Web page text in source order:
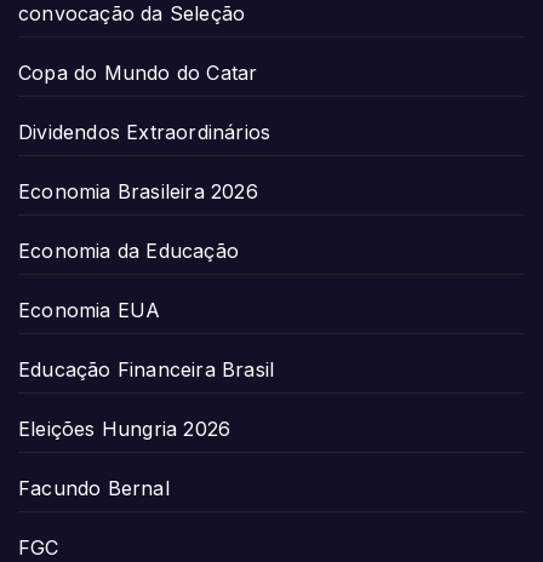
convocação da Seleção
Copa do Mundo do Catar
Dividendos Extraordinários
Economia Brasileira 2026
Economia da Educação
Economia EUA
Educação Financeira Brasil
Eleições Hungria 2026
Facundo Bernal
FGC